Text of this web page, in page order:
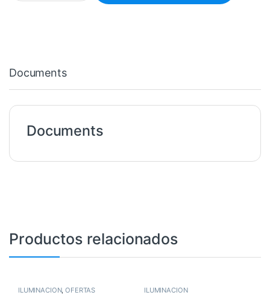
Documents
Documents
Productos relacionados
ILUMINACIÓN,OFERTAS ILUMINACIÓN